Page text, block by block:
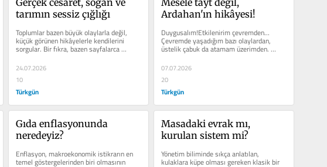
tarımın sessiz çığlığı
Toplumlar bazen büyük olaylarla değil,
küçük görünen hikâyelerle kendilerini
sorgular. Bir fıkra, bazen sayfalarca
raporun...
24.07.2026
10
Türkgün
Ardahan'ın hikâyesi!
Duygusalım!Etkilenirim çevremden…
Çevremde yaşadığım bazı olaylardan,
üstelik çabuk da atamam üzerimden.
Özellikle bir Anadolu çocuğu olarak…
07.07.2026
20
Türkgün
Gıda enflasyonunda
neredeyiz?
Enflasyon, makroekonomik istikrarın en
temel göstergelerinden biri olmasının
Masadaki evrak mı,
kurulan sistem mi?
Yönetim biliminde sıkça anlatılan,
kulaklara küpe olması gereken klasik bir